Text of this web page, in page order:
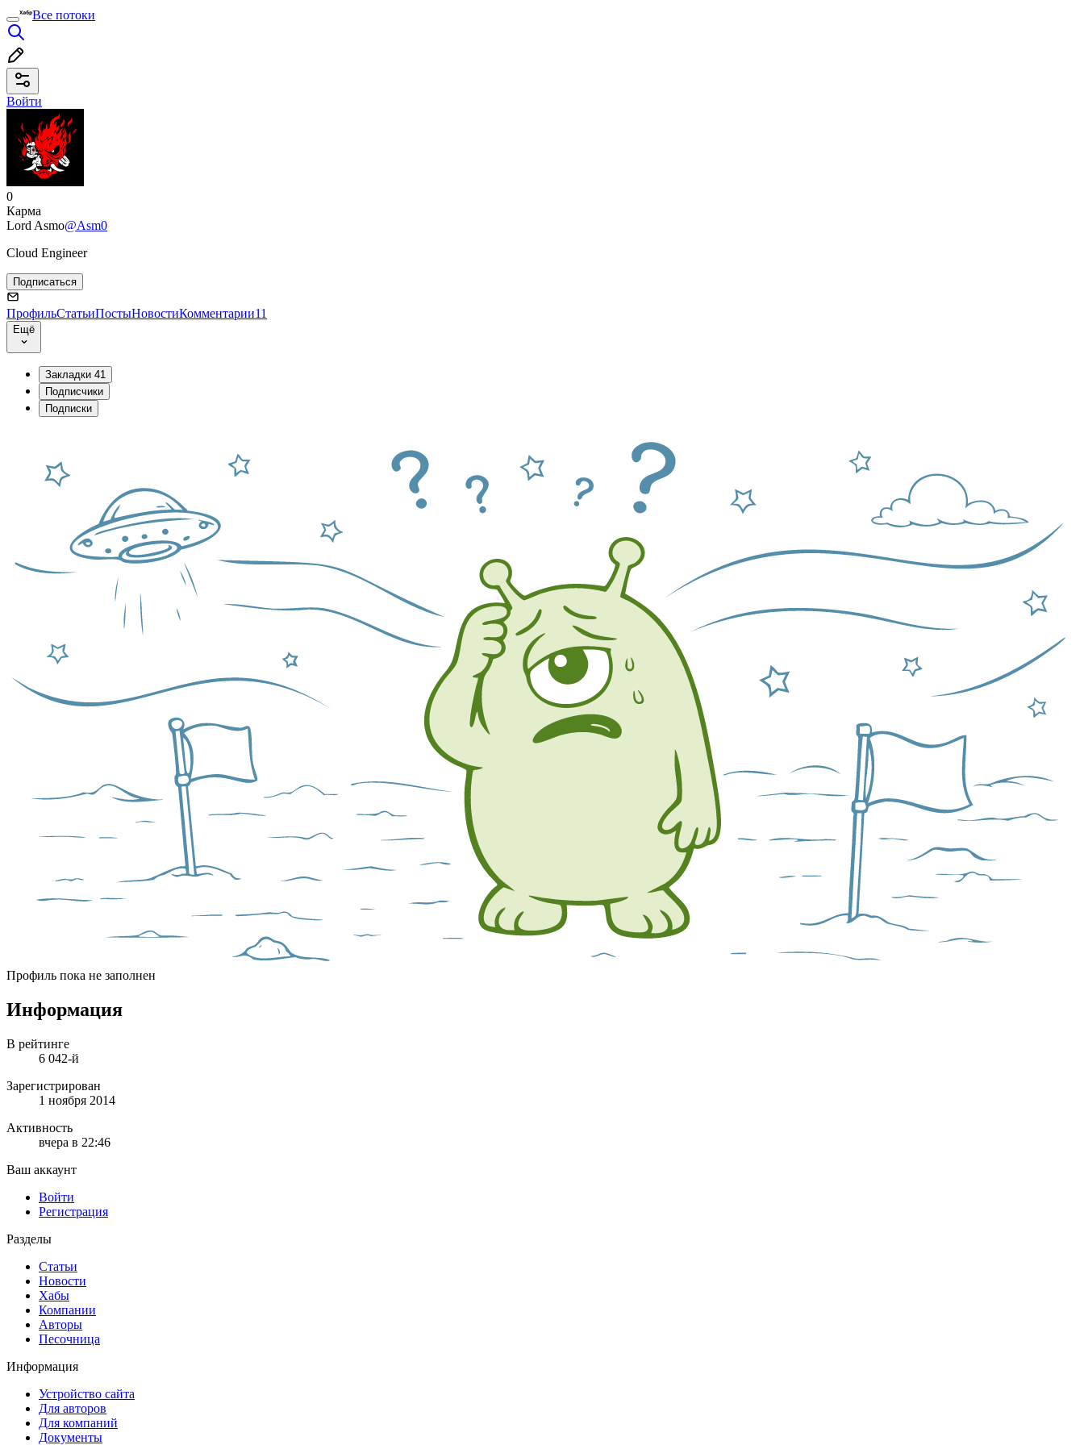
Все потоки
Войти
0
Карма
Lord Asmo@Asm0
Cloud Engineer
Подписаться
ПрофильСтатьиПостыНовостиКомментарии11
Ещё
Закладки 41
Подписчики
Подписки
Профиль пока не заполнен
Информация
В рейтинге
6 042-й
Зарегистрирован
1 ноября 2014
Активность
вчера в 22:46
Ваш аккаунт
Войти
Регистрация
Разделы
Статьи
Новости
Хабы
Компании
Авторы
Песочница
Информация
Устройство сайта
Для авторов
Для компаний
Документы